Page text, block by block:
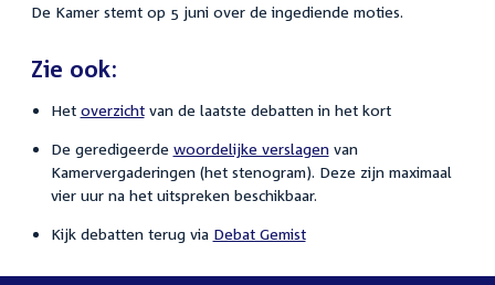
De Kamer stemt op 5 juni over de ingediende moties.
Zie ook:
Het overzichtvan de laatste debatten in het kort
De geredigeerde woordelijke verslagenvan
Kamervergaderingen (het stenogram). Deze zijn maximaal
vier uur na het uitspreken beschikbaar.
Kijk debatten terug via Debat Gemist